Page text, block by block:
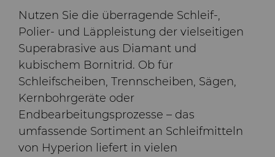
Nutzen Sie die überragende Schleif‑,
Polier- und Läppleistung der vielseitigen
Superabrasive aus Diamant und
kubischem Bornitrid. Ob für
Schleifscheiben, Trennscheiben, Sägen,
Kernbohrgeräte oder
Endbearbeitungsprozesse – das
umfassende Sortiment an Schleifmitteln
von Hyperion liefert in vielen